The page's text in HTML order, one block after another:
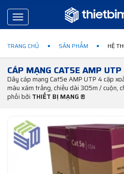
Toggle
navigation
TRANG CHỦ SẢN PHẨM HỆ
CÁP MẠNG CAT5E AMP UTP
Dây cáp mạng Cat5e AMP UTP 4 cặp
màu xám trắng, chiều dài 305m / cuộn,
phối bởi THIẾT BỊ MẠNG ®